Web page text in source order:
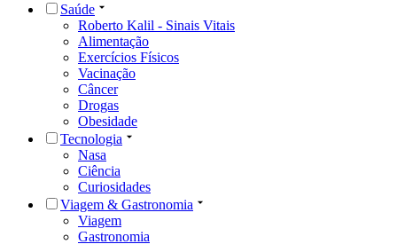
Saúde
Roberto Kalil - Sinais Vitais
Alimentação
Exercícios Físicos
Vacinação
Câncer
Drogas
Obesidade
Tecnologia
Nasa
Ciência
Curiosidades
Viagem & Gastronomia
Viagem
Gastronomia